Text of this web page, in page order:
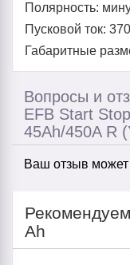
Полярность:
Пусковой ток: 370
Габаритные
Вопросы и
EFB Start
45Ah/450A R
Ваш отзыв
Ah